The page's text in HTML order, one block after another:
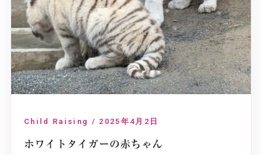
Child Raising / 2025年4月2日
ホワイトタイガーの赤ちゃん